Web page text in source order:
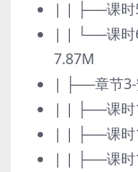
| | ├──课时
| | └──课时
7.87M
| ├──章节3-
| | ├──课时
| | ├──课时
| | ├──课时